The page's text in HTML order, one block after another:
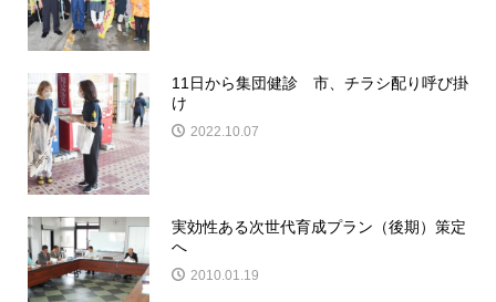
11日から集団健診 市、チラシ配り呼び掛
け
2022.10.07
実効性ある次世代育成プラン（後期）策定
へ
2010.01.19